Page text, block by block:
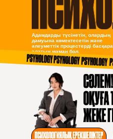
Адамдарды түсінетін, олардың
дамуына көмектесетін және
әлеуметтік процестерді басқара
алатын маман бол.